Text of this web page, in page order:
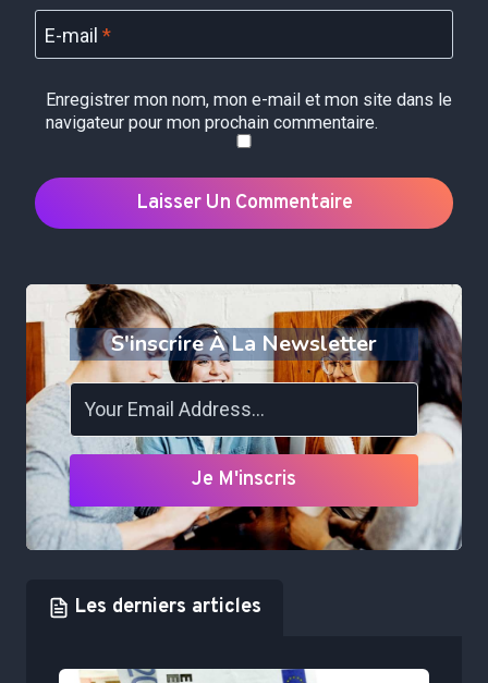
E-mail *
Enregistrer mon nom, mon e-mail et mon site dans le
navigateur pour mon prochain commentaire.
S'inscrire À La Newsletter
Je M'inscris
Les derniers articles